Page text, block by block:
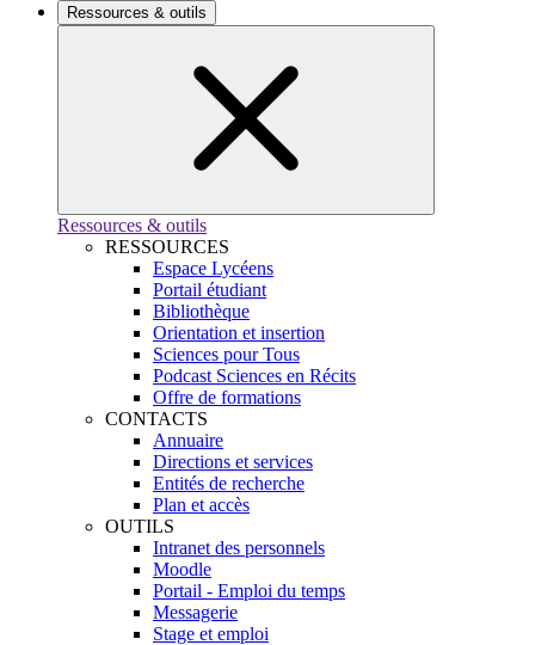
Ressources & outils
Ressources & outils
RESSOURCES
Espace Lycéens
Portail étudiant
Bibliothèque
Orientation et insertion
Sciences pour Tous
Podcast Sciences en Récits
Offre de formations
CONTACTS
Annuaire
Directions et services
Entités de recherche
Plan et accès
OUTILS
Intranet des personnels
Moodle
Portail - Emploi du temps
Messagerie
Stage et emploi